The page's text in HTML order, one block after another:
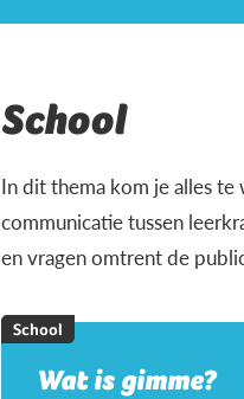
School
In dit thema kom je alles
communicatie tussen
en vragen omtrent de
School
Wat is gimme?